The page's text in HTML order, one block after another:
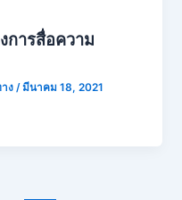
การสื่อความ
ง /มีนาคม 18, 2021